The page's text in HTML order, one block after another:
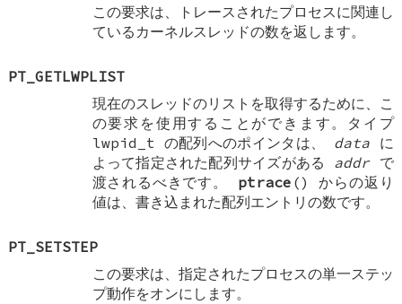
この要求は、トレースされたプロセスに関連し
ているカーネルスレッドの数を返します。
PT_GETLWPLIST
現在のスレッドのリストを取得するために、こ
の要求を使用することができます。タイプ
lwpid_t の配列へのポインタは、 data に
よって指定された配列サイズがある addrで
渡されるべきです。 ptrace () からの返り
値は、書き込まれた配列エントリの数です。
PT_SETSTEP
この要求は、指定されたプロセスの単一ステッ
プ動作をオンにします。